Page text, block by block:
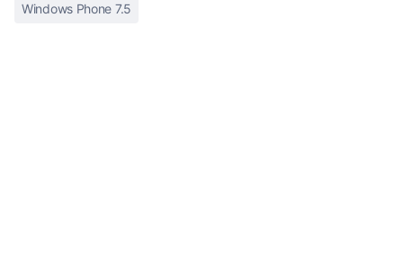
Windows Phone 7.5